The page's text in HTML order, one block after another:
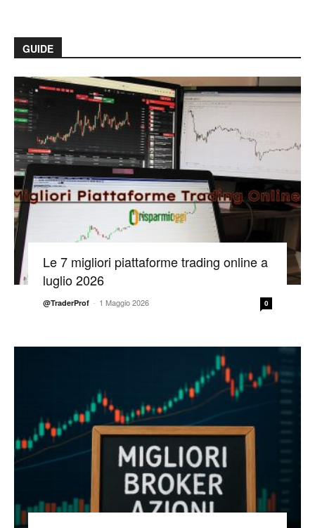
GUIDE
Le 7 migliori piattaforme trading online a
luglio 2026
@TraderProf - 1 Maggio 2026 0